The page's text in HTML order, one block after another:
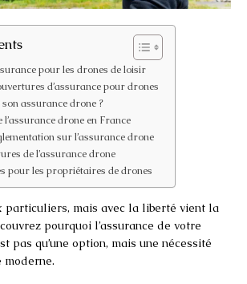
pour les drones de loisir
d’assurance pour drones
assurance drone ?
l’assurance drone en France
sur l’assurance drone
de l’assurance drone
pour les propriétaires de drones
particuliers, mais avec la liberté vient la
pourquoi l’assurance de votre
pas qu’une option, mais une nécessité
moderne.